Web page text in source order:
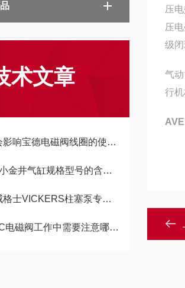
术文章
响宝德电磁阀线圈的使用效果
井气缸规格型号的含义及作用
柱塞泵专题：全面解析其结构、易损件与故障处理
磁阀工作中需要注意哪几点
压
压
级
气
行